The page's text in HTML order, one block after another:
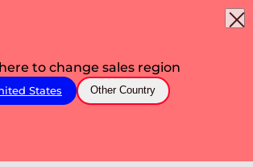
to change sales region
States Other Country